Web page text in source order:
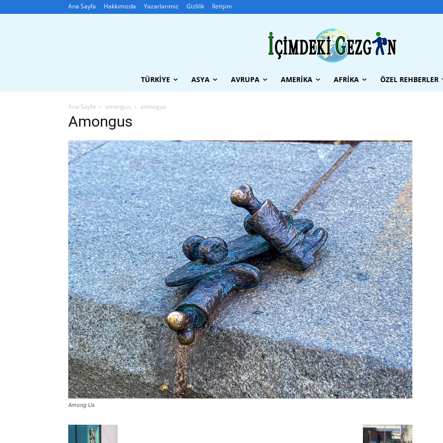
Ana Sayfa Hakkımızda Yazarlarımız Gizlilik İletişim
TÜRKIYE ASYA AVRUPA AMERIKA AFRIKA ÖZEL REHBERLER
Ana Sayfa amongus amongus
Amongus
Among Us